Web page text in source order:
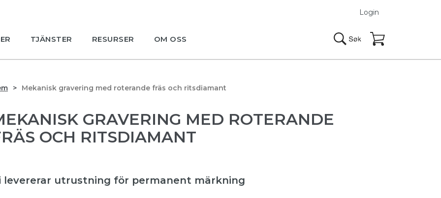
TJÄNSTER RESURSER OM OSS
Login
Mekanisk gravering med roterande fräs och ritsdiamant
GRAVERING MED ROTERANDE
OCH RITSDIAMANT
levererar utrustning för permanent märkning